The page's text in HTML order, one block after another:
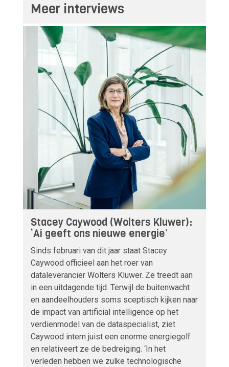
Meer interviews
Stacey Caywood (Wolters Kluwer):
‘Ai geeft ons nieuwe energie’
Sinds februari van dit jaar staat Stacey
Caywood officieel aan het roer van
dataleverancier Wolters Kluwer. Ze treedt aan
in een uitdagende tijd. Terwijl de buitenwacht
en aandeelhouders soms sceptisch kijken naar
de impact van artificial intelligence op het
verdienmodel van de dataspecialist, ziet
Caywood intern juist een enorme energiegolf
en relativeert ze de bedreiging. ‘In het
verleden hebben we zulke technologische